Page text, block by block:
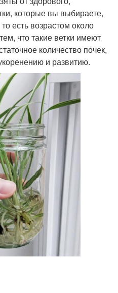
которые вы выбираете,
есть возрастом около
что такие ветки имеют
количество почек,
и развитию.